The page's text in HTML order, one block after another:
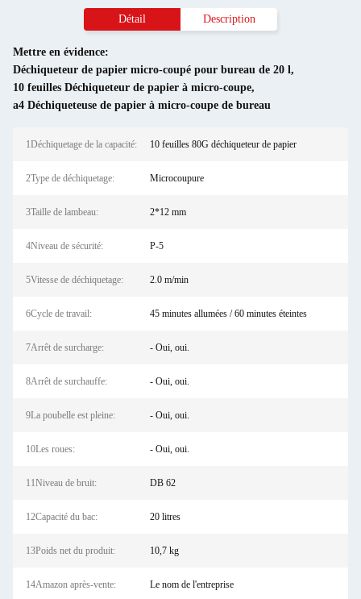
Détail Description
Mettre en évidence:
Déchiqueteur de papier micro-coupé pour bureau de 20 l,
10 feuilles Déchiqueteur de papier à micro-coupe,
a4 Déchiqueteuse de papier à micro-coupe de bureau
1Déchiquetage de la capacité: 10 feuilles 80G déchiqueteur de papier
2Type de déchiquetage: Microcoupure
3Taille de lambeau: 2*12 mm
4Niveau de sécurité: P-5
5Vitesse de déchiquetage: 2.0 m/min
6Cycle de travail: 45 minutes allumées / 60 minutes éteintes
7Arrêt de surcharge: - Oui, oui.
8Arrêt de surchauffe: - Oui, oui.
9La poubelle est pleine: - Oui, oui.
10Les roues: - Oui, oui.
11Niveau de bruit: DB 62
12Capacité du bac: 20 litres
13Poids net du produit: 10,7 kg
14Amazon après-vente: Le nom de l'entreprise